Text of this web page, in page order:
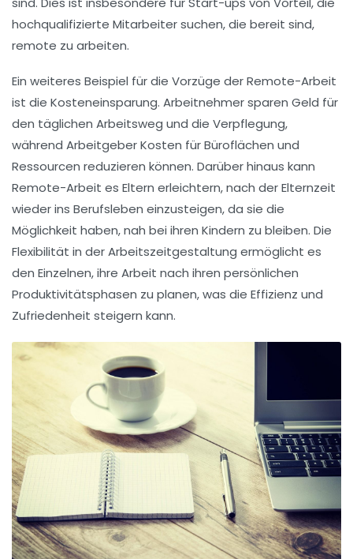
hochqualifizierte Mitarbeiter suchen, die bereit sind,
remote zu arbeiten.
Ein weiteres Beispiel für die Vorzüge der Remote-Arbeit
ist die Kosteneinsparung. Arbeitnehmer sparen Geld für
den täglichen Arbeitsweg und die Verpflegung,
während Arbeitgeber Kosten für Büroflächen und
Ressourcen reduzieren können. Darüber hinaus kann
Remote-Arbeit es Eltern erleichtern, nach derElternzeit
wieder ins Berufsleben einzusteigen, da sie die
Möglichkeit haben, nah bei ihren Kindern zu bleiben. Die
Flexibilität in der Arbeitszeitgestaltung ermöglicht es
den Einzelnen, ihre Arbeit nach ihren persönlichen
Produktivitätsphasen zu planen, was die Effizienz und
Zufriedenheit steigern kann.